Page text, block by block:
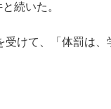
続いた。
けて、「体罰は